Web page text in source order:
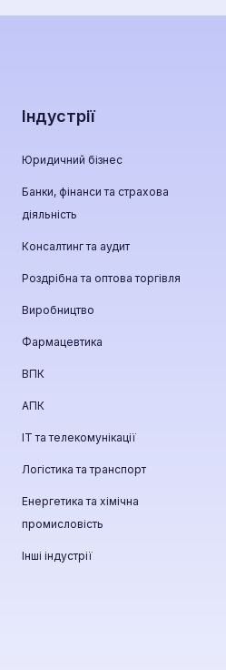
Індустрії
Юридичний бізнес
Банки, фінанси та страхова
діяльність
Консалтинг та аудит
Роздрібна та оптова торгівля
Виробництво
Фармацевтика
ВПК
АПК
ІТ та телекомунікації
Логістика та транспорт
Енергетика та хімічна
промисловість
Інші індустрії